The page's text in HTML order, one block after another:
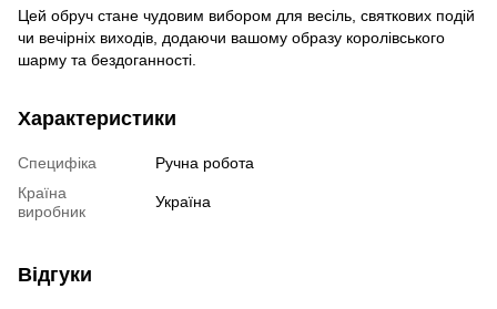
Цей обруч стане чудовим вибором для весіль, святкових подій
чи вечірніх виходів, додаючи вашому образу королівського
шарму та бездоганності.
Характеристики
Специфіка
Ручна робота
Країна
виробник
Україна
Відгуки